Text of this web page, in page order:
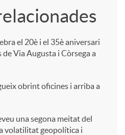
el 20è i el 35è aniversari
de Via Augusta i Còrsega a
obrint oficines i arriba a
una segona meitat del
volatilitat geopolítica i